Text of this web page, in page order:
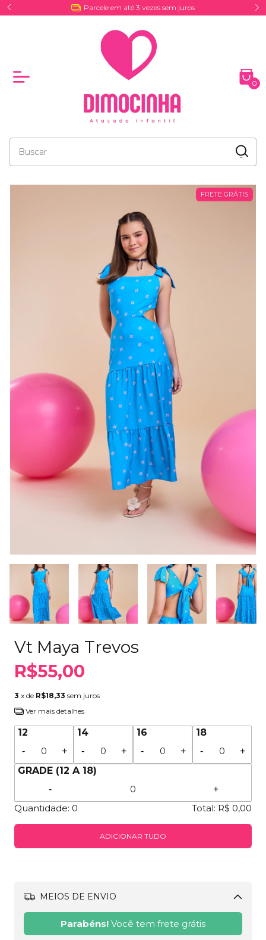
Parcele em até 3 vezes sem juros
0
FRETE GRÁTIS
Vt Maya Trevos
R$55,00
3 x de R$18,33 sem juros
Ver mais detalhes
12
- +
14
- +
16
- +
18
- +
GRADE (12 A 18)
- +
Quantidade: 0 Total: R$ 0,00
ADICIONAR TUDO
MEIOS DE ENVIO
Parabéns! Você tem frete grátis